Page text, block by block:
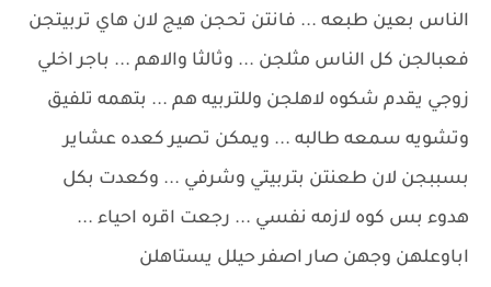
الناس بعين طبعه ... فانتن تحجن هيج لان هاي تربيتجن
فعبالجن كل الناس مثلجن ... وثالثا والاهم ... باجر اخلي
زوجي يقدم شكوه لاهلجن وللتربيه هم ... بتهمه تلفيق
وتشويه سمعه طالبه ... ويمكن تصير كعده عشاير
بسببجن لان طعنتن بتربيتي وشرفي ... وكعدت بكل
هدوء بس كوه لازمه نفسي ... رجعت اقره احياء ...
اباوعلهن وجهن صار اصفر حيلل يستاهلن